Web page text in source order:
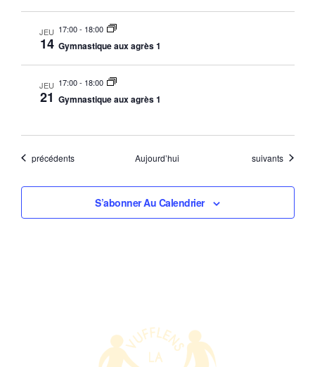
JEU
14
17:00- 18:00
Gymnastique aux agrès 1
JEU
21
17:00- 18:00
Gymnastique aux agrès 1
Évènements
précédents Aujourd’hui Évènements
suivants
S’abonner Au Calendrier